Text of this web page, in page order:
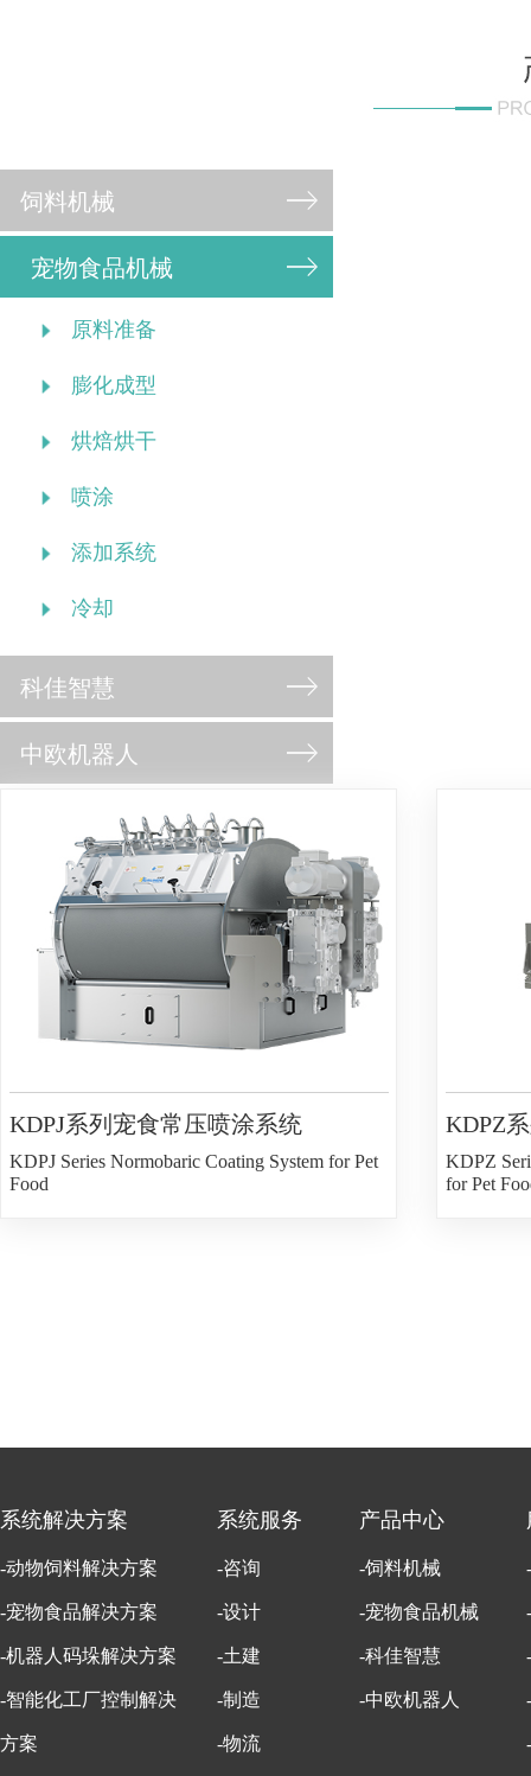
饲料机械
宠物食品机械
原料准备
膨化成型
烘焙烘干
喷涂
添加系统
冷却
科佳智慧
中欧机器人
KDPJ系列宠食常压喷涂系统
KDPJ Series Normobaric Coating System for Pet
Food
KDPZ
KDPZ
for Pet
系统解决方案
-动物饲料解决方案
-宠物食品解决方案
-机器人码垛解决方案
-智能化工厂控制解决
方案
系统服务
-咨询
-设计
-土建
-制造
-物流
产品中心
-饲料机械
-宠物食品机械
-科佳智慧
-中欧机器人